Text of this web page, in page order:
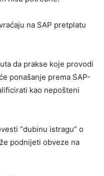
na SAP pretplatu
da prakse koje provodi
ponašanje prema SAP-
kao nepošteni
“dubinu istragu” o
podnijeti obveze na